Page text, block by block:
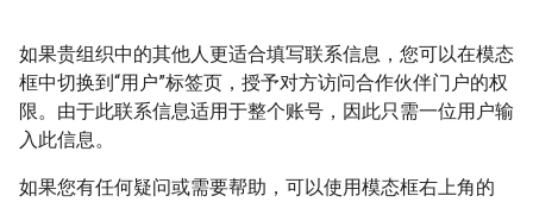
如果贵组织中的其他人更适合填写联系信息，您可以在模态
框中切换到“用户”标签页，授予对方访问合作伙伴门户的权
限。由于此联系信息适用于整个账号，因此只需一位用户输
入此信息。
如果您有任何疑问或需要帮助，可以使用模态框右上角的